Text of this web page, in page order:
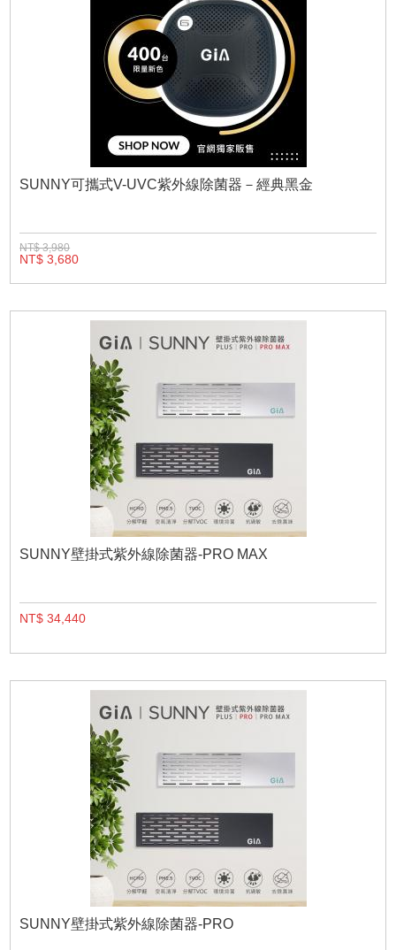
SUNNY可攜式V-UVC紫外線除菌器－經典黑金
NT$ 3,980
NT$ 3,680
SUNNY壁掛式紫外線除菌器-PRO MAX
NT$ 34,440
SUNNY壁掛式紫外線除菌器-PRO